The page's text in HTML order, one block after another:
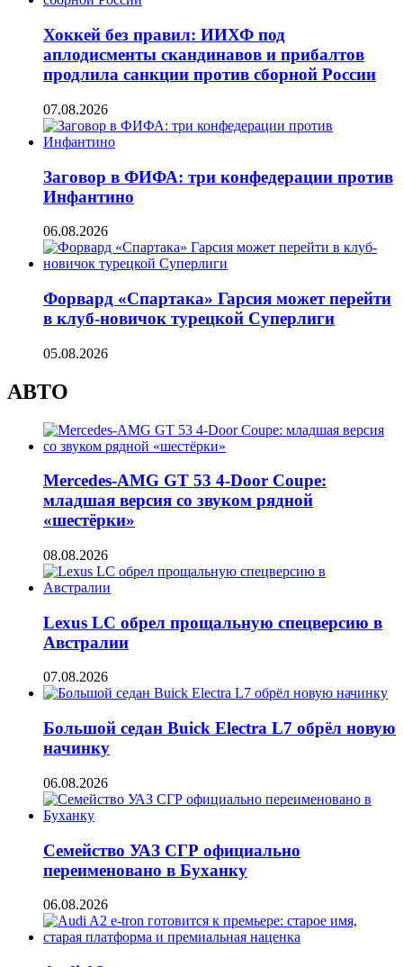
Хоккей без правил: ИИХФ под
аплодисменты скандинавов и прибалтов
продлила санкции против сборной России
07.08.2026
Заговор в ФИФА: три конфедерации против
Инфантино
06.08.2026
Форвард «Спартака» Гарсия может перейти
в клуб-новичок турецкой Суперлиги
05.08.2026
АВТО
Mercedes-AMG GT 53 4-Door Coupe:
младшая версия со звуком рядной
«шестёрки»
08.08.2026
Lexus LC обрел прощальную спецверсию в
Австралии
07.08.2026
Большой седан Buick Electra L7 обрёл новую
начинку
06.08.2026
Семейство УАЗ СГР официально
переименовано в Буханку
06.08.2026